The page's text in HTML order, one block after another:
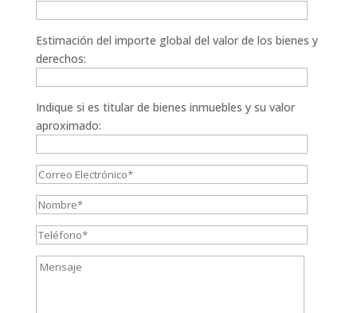
Estimación del importe global del valor de los bienes y
derechos:
Indique si es titular de bienes inmuebles y su valor
aproximado: